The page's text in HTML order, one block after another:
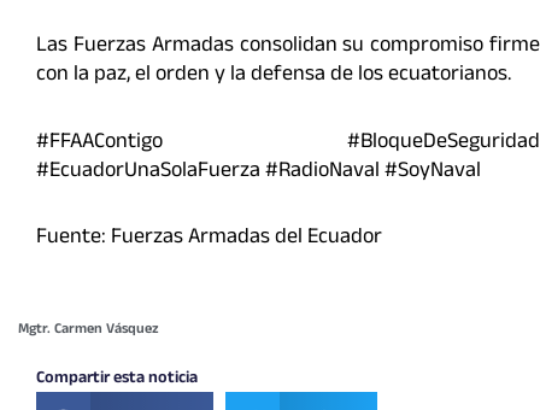
Las Fuerzas Armadas consolidan su compromiso firme
con la paz, el orden y la defensa de los ecuatorianos.
#FFAAContigo #BloqueDeSeguridad
#EcuadorUnaSolaFuerza #RadioNaval #SoyNaval
Fuente: Fuerzas Armadas del Ecuador
Mgtr. Carmen Vásquez
Compartir esta noticia